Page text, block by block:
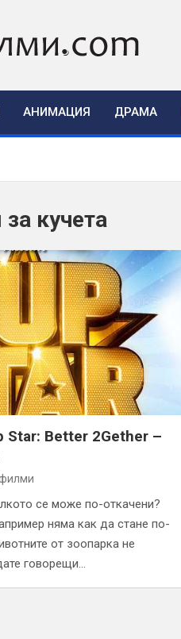
АНИМАЦИЯ ДРАМА
кучета
Better 2Gether –
се може по-откачени?
няма как да стане по-
от зоопарка не
говорещи…